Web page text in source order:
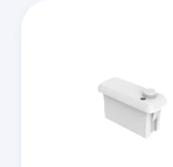
Pertunjukan